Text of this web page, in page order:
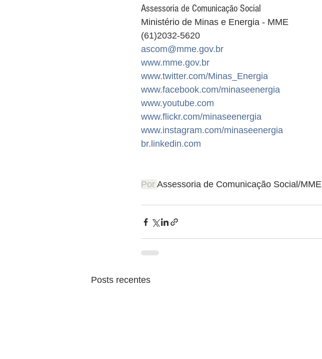
Assessoria de Comunicação Social
Ministério de Minas e Energia - MME
(61)2032-5620
ascom@mme.gov.br
www.mme.gov.br
www.twitter.com/Minas_Energia
www.facebook.com/minaseenergia
www.youtube.com
www.flickr.com/minaseenergia
www.instagram.com/minaseenergia
br.linkedin.com
Por Assessoria de Comunicação Social/MME
Posts recentes